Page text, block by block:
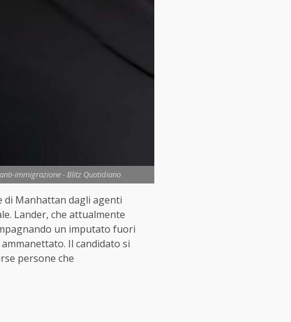
immigrazione - Blitz Quotidiano
Manhattan dagli agenti
Lander, che attualmente
un imputato fuori
Il candidato si
persone che